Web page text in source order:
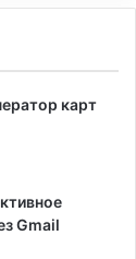
карт
Gmail